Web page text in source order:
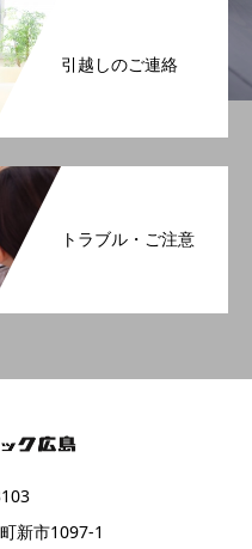
引越しのご連絡
トラブル・ご注意
新市1097-1